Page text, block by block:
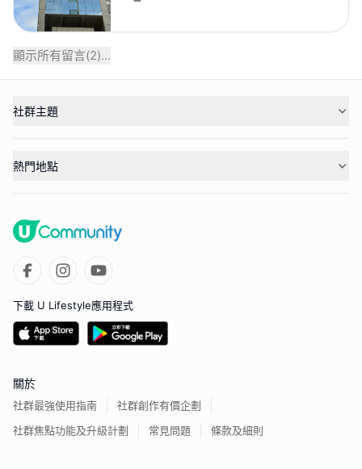
顯示所有留言(2)...
社群主題
熱門地點
下載 U Lifestyle應用程式
關於
社群最強使用指南
社群創作有價企劃
社群焦點功能及升級計劃
常見問題 條款及細則